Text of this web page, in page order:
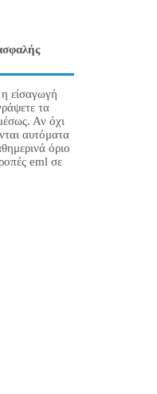
η είσαγωγή
τα
Αν όχι
αυτόματα
όριο
eml σε